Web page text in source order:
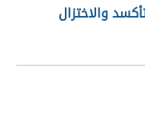
والاختزال